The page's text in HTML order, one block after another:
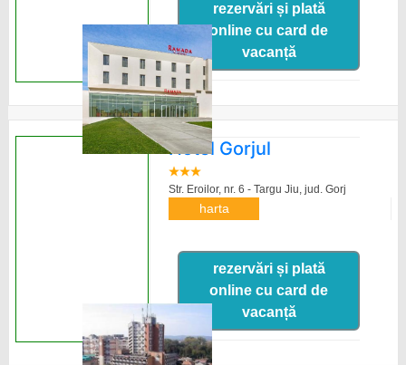
rezervări și plată
online cu card de
vacanță
Hotel Gorjul
Str. Eroilor, nr. 6 - Targu Jiu, jud. Gorj
harta
rezervări și plată
online cu card de
vacanță